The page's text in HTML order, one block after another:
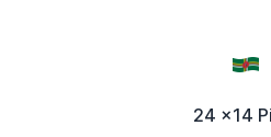
24 x14